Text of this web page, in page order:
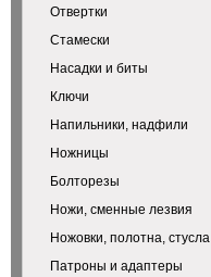
Отвертки
Стамески
Насадки и биты
Ключи
Напильники, надфили
Ножницы
Болторезы
Ножи, сменные лезвия
Ножовки, полотна, стусла
Патроны и адаптеры